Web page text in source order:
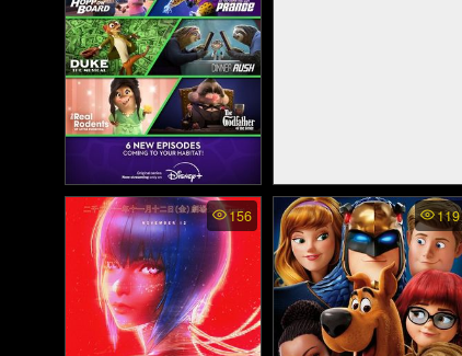
Zootopia+ พากย์ไทย - นคร
สัตว์มหาสนุก+ (2022)
Toy Story 2 - ทอย สตอรี่ 2
(1999)
156 119